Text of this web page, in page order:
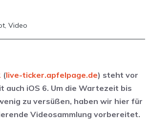
, Video
(live-ticker.apfelpage.de) steht vor
auch iOS 6. Um die Wartezeit bis
zu versüßen, haben wir hier für
Videosammlung vorbereitet.